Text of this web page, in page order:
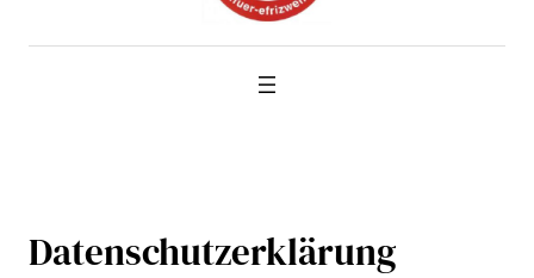
Datenschutzerklärung